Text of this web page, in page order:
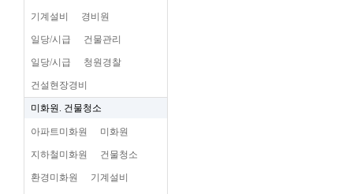
기계설비 경비원
일당/시급 건물관리
일당/시급 청원경찰
건설현장경비
미화원. 건물청소
아파트미화원 미화원
지하철미화원 건물청소
환경미화원 기계설비